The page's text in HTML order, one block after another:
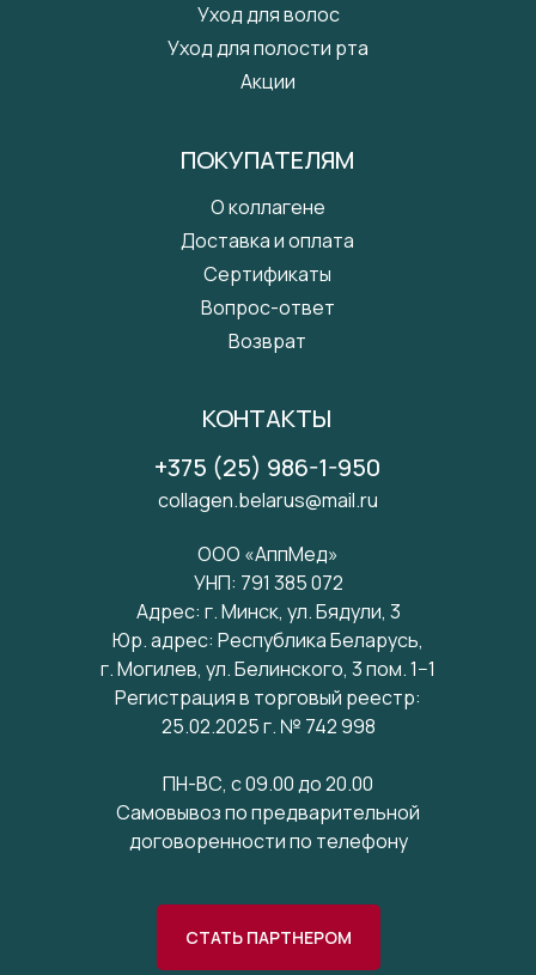
Уход для волос
Уход для полости рта
Акции
ПОКУПАТЕЛЯМ
О коллагене
Доставка и оплата
Сертификаты
Вопрос-ответ
Возврат
КОНТАКТЫ
collagen.belarus@mail.ru
+375 (25) 986-1-950
ООО «АппМед»
УНП: 791 385 072
Адрес: г. Минск, ул. Бядули, 3
Юр. адрес: Республика Беларусь,
г. Могилев, ул. Белинского, 3 пом. 1−1
Регистрация в торговый реестр:
25.02.2025 г. № 742 998
ПН-ВС, с 09.00 до 20.00
Самовывоз по предварительной
договоренности по телефону
СТАТЬ ПАРТНЕРОМ